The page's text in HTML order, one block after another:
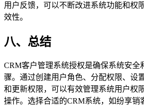
用户反馈，可以不断改进系统功能和权
效性。
八、总结
CRM客户管理系统授权是确保系统安全
骤。通过创建用户角色、分配权限、设
和更新权限，可以有效管理系统用户权
操作。选择合适的CRM系统，如纷享销